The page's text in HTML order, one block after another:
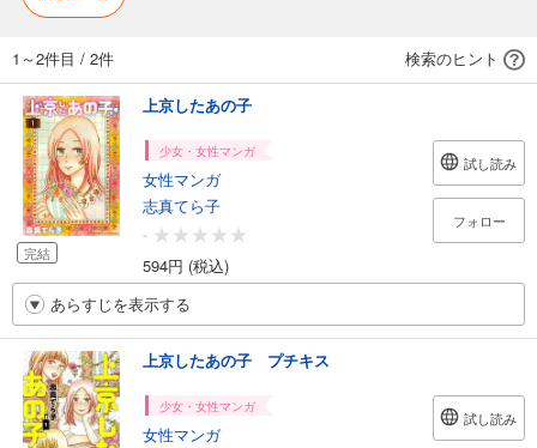
1～2件目 / 2件 検索のヒント
完結
上京したあの子
少女・女性マンガ
女性マンガ
志真てら子
-
594円 (税込)
試し読み
フォロー
あらすじを表示する
上京したあの子 プチキス
少女・女性マンガ
女性マンガ
試し読み